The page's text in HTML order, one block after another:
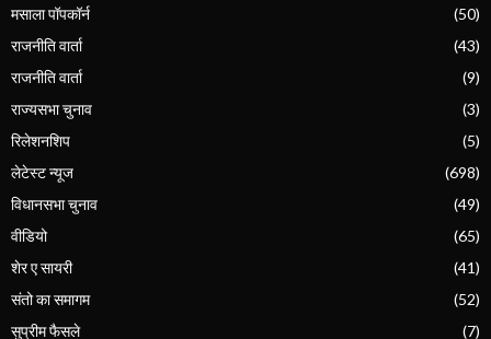
मसाला पॉपकॉर्न
(50)
राजनीति वार्ता
(43)
राजनीति वार्ता
(9)
राज्यसभा चुनाव
(3)
रिलेशनशिप
(5)
लेटेस्ट न्यूज
(698)
विधानसभा चुनाव
(49)
वीडियो
(65)
शेर ए सायरी
(41)
संतो का समागम
(52)
सुप्रीम फैसले
(7)